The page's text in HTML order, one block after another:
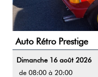
Auto Rétro Prestige
Dimanche 16 août 2026
de 08:00 à 20:00